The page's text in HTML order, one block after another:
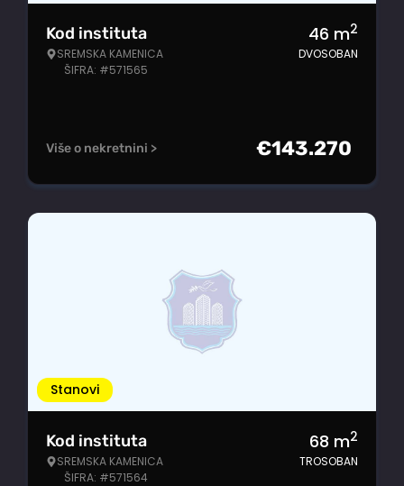
Kod instituta
SREMSKA KAMENICA
ŠIFRA: #571565
46 m2
DVOSOBAN
Više o nekretnini > €143.270
Stanovi
Kod instituta
SREMSKA KAMENICA
ŠIFRA: #571564
68 m2
TROSOBAN